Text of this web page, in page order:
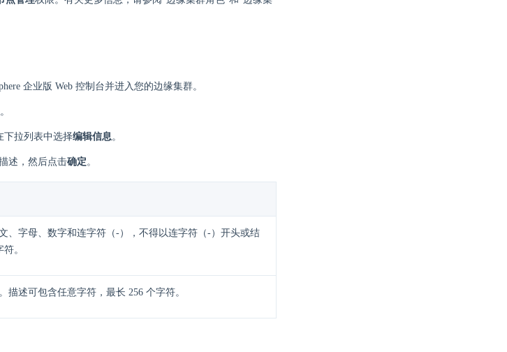
企业版 Web 控制台并进入您的边缘集群。
。
下拉列表中选择编辑信息。
述，然后点击确定。
、字母、数字和连字符（-），不得以连字符（-）开头或结
。
描述可包含任意字符，最长 256 个字符。